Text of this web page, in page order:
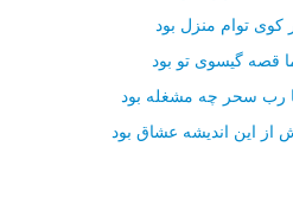
کوی توام منزل بود
قصه گیسوی تو بود
رب سحر چه مشغله بود
از این اندیشه عشاق بود